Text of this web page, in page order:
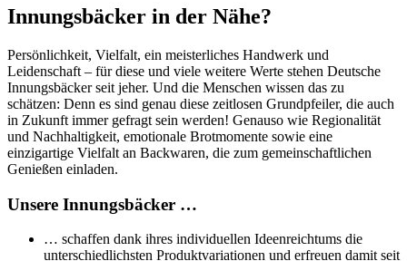
Innungsbäcker in der Nähe?
Persönlichkeit, Vielfalt, ein meisterliches Handwerk und
Leidenschaft – für diese und viele weitere Werte stehen Deutsche
Innungsbäcker seit jeher. Und die Menschen wissen das zu
schätzen: Denn es sind genau diese zeitlosen Grundpfeiler, die auch
in Zukunft immer gefragt sein werden! Genauso wie Regionalität
und Nachhaltigkeit, emotionale Brotmomente sowie eine
einzigartige Vielfalt an Backwaren, die zum gemeinschaftlichen
Genießen einladen.
Unsere Innungsbäcker …
… schaffen dank ihres individuellen Ideenreichtums die
unterschiedlichsten Produktvariationen und erfreuen damit seit